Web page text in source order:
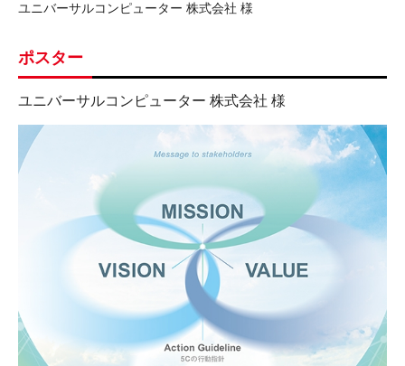
ユニバーサルコンピューター 株式会社 様
ポスター
ユニバーサルコンピューター 株式会社 様